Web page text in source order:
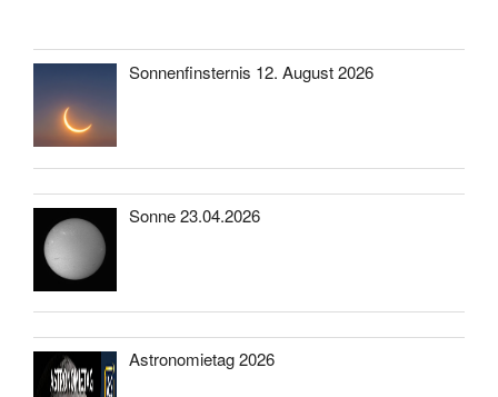
Sonnenfinsternis 12. August 2026
Sonne 23.04.2026
Astronomietag 2026